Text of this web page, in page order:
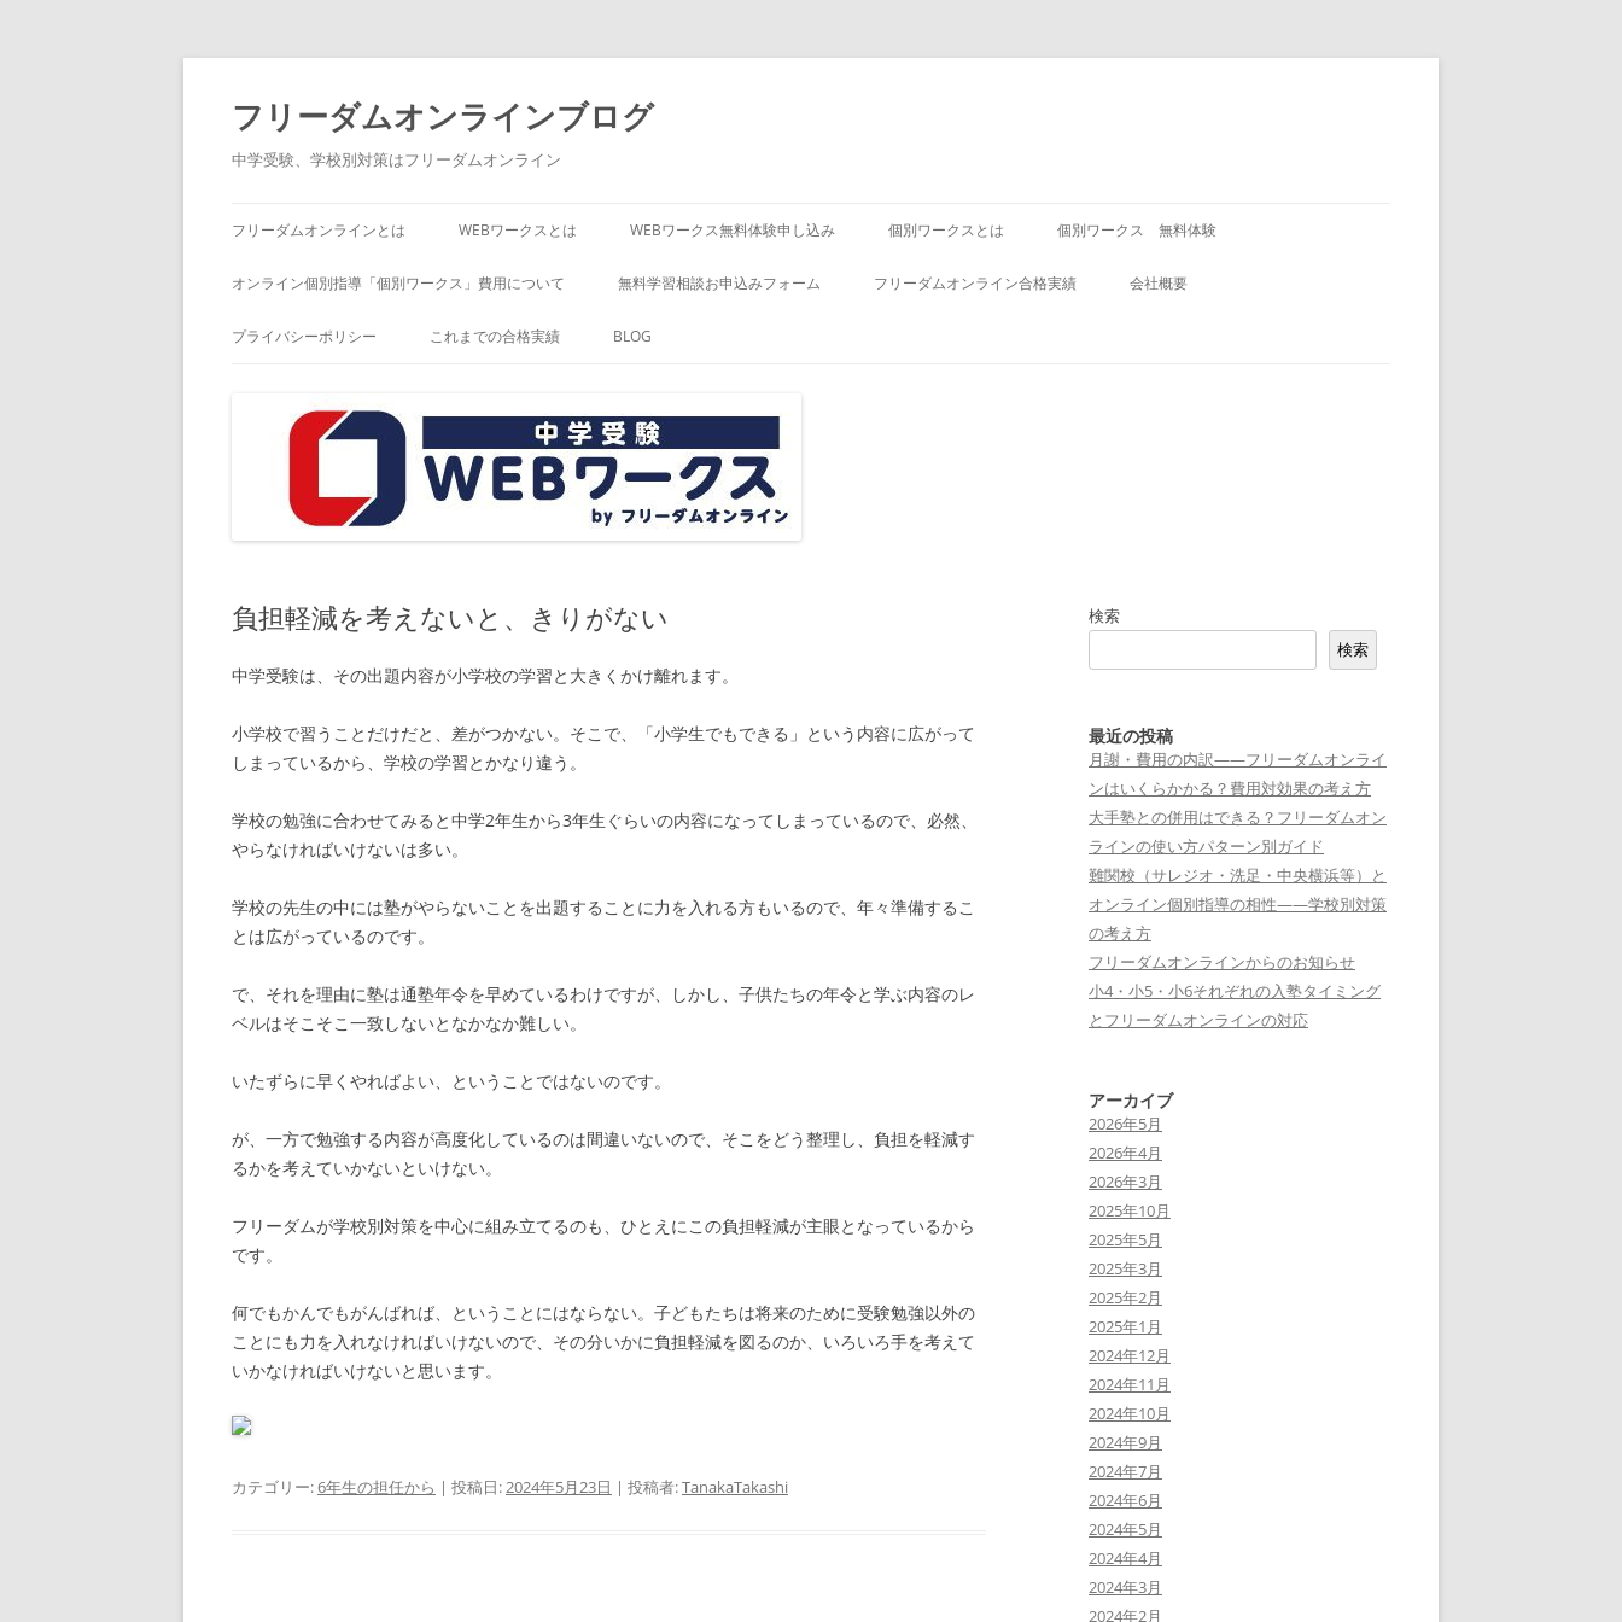
コ
ン
ツ
へ
ス
フリーダムオンラインブログ
中学受験、学校別対策はフリーダムオンライン
フリーダムオンラインとは WEBワークスとは WEBワークス無料体験申し込み 個別ワークスとは 個別ワークス 無料体験
オンライン個別指導「個別ワークス」費用について 無料学習相談お申込みフォーム フリーダムオンライン合格実績 会社概要
プライバシーポリシー これまでの合格実績 BLOG
負担軽減を考えないと、きりがない
中学受験は、その出題内容が小学校の学習と大きくかけ離れます。
小学校で習うことだけだと、差がつかない。そこで、「小学生でもできる」という内容に広がって
しまっているから、学校の学習とかなり違う。
学校の勉強に合わせてみると中学2年生から3年生ぐらいの内容になってしまっているので、必然、
やらなければいけないは多い。
学校の先生の中には塾がやらないことを出題することに力を入れる方もいるので、年々準備するこ
とは広がっているのです。
で、それを理由に塾は通塾年令を早めているわけですが、しかし、子供たちの年令と学ぶ内容のレ
ベルはそこそこ一致しないとなかなか難しい。
いたずらに早くやればよい、ということではないのです。
が、一方で勉強する内容が高度化しているのは間違いないので、そこをどう整理し、負担を軽減す
るかを考えていかないといけない。
フリーダムが学校別対策を中心に組み立てるのも、ひとえにこの負担軽減が主眼となっているから
です。
何でもかんでもがんばれば、ということにはならない。子どもたちは将来のために受験勉強以外の
ことにも力を入れなければいけないので、その分いかに負担軽減を図るのか、いろいろ手を考えて
いかなければいけないと思います。
カテゴリー:6年生の担任から | 投稿日:2024年5月23日 | 投稿者:TanakaTakashi
検索
検索
最近の投稿
月謝・費用の内訳——フリーダムオンライ
ンはいくらかかる？費用対効果の考え方
大手塾との併用はできる？フリーダムオン
ラインの使い方パターン別ガイド
難関校（サレジオ・洗足・中央横浜等）と
オンライン個別指導の相性——学校別対策
の考え方
フリーダムオンラインからのお知らせ
小4・小5・小6それぞれの入塾タイミング
とフリーダムオンラインの対応
アーカイブ
2026年5月
2026年4月
2026年3月
2025年10月
2025年5月
2025年3月
2025年2月
2025年1月
2024年12月
2024年11月
2024年10月
2024年9月
2024年7月
2024年6月
2024年5月
2024年4月
2024年3月
2024年2月